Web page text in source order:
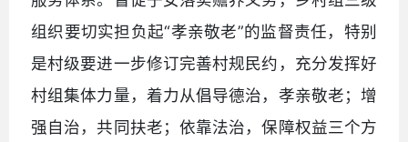
组织要切实担负起“孝亲敬老”的监督责任，特别
是村级要进一步修订完善村规民约，充分发挥好
村组集体力量，着力从倡导德治，孝亲敬老；增
强自治，共同扶老；依靠法治，保障权益三个方